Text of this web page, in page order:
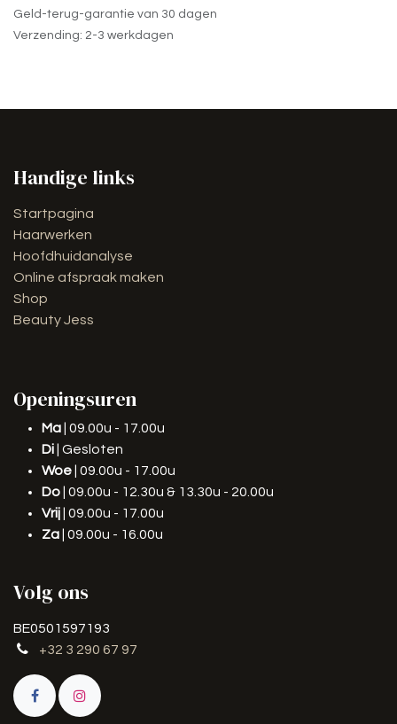
Geld-terug-garantie van 30 dagen
Verzending: 2-3 werkdagen
Handige links
Startpagina
Haarwerken
Hoofdhuidanalyse
Online afspraak maken
Shop
Beauty Jess
Openingsuren
Ma | 09.00u - 17.00u
Di | Gesloten
Woe | 09.00u - 17.00u
Do | 09.00u - 12.30u & 13.30u - 20.00u
Vrij | 09.00u - 17.00u
Za | 09.00u - 16.00u
Volg ons
BE0501597193
+32 3 290 67 97